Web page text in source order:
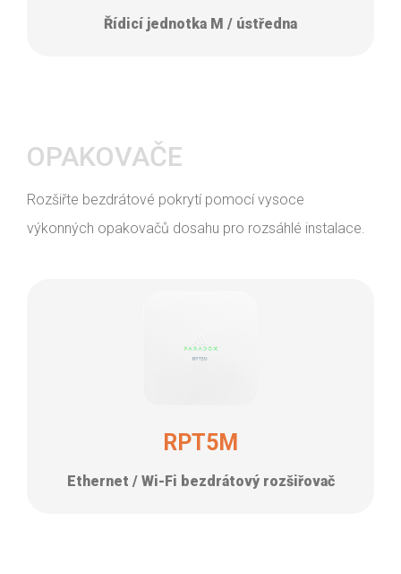
Řídicí jednotka M / ústředna
OPAKOVAČE
Rozšiřte bezdrátové pokrytí pomocí vysoce
výkonných opakovačů dosahu pro rozsáhlé instalace.
RPT5M
Ethernet / Wi-Fi bezdrátový rozšiřovač